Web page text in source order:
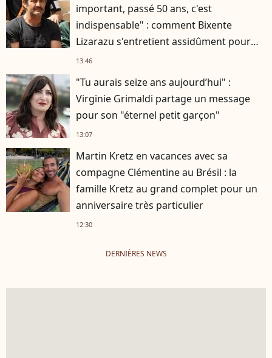
important, passé 50 ans, c'est
indispensable" : comment Bixente
Lizarazu s'entretient assidûment pour
rester musclé à 56 ans ?
13:46
"Tu aurais seize ans aujourd’hui" :
Virginie Grimaldi partage un message
pour son "éternel petit garçon"
13:07
Martin Kretz en vacances avec sa
compagne Clémentine au Brésil : la
famille Kretz au grand complet pour un
anniversaire très particulier
12:30
DERNIÈRES NEWS